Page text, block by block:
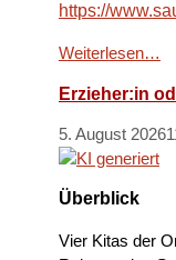
https://
Weiterlesen…
Erzieher:in
5. August 2026
Überblick
Vier Kitas der